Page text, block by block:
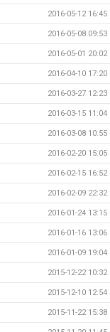
2016-05-12 16:45
2016-05-08 09:53
2016-05-01 20:02
2016-04-10 17:20
2016-03-27 12:23
2016-03-15 11:04
2016-03-08 10:55
2016-02-20 15:05
2016-02-15 16:52
2016-02-09 22:32
2016-01-24 13:15
2016-01-16 13:06
2016-01-09 19:04
2015-12-22 10:32
2015-12-10 12:54
2015-11-22 15:38